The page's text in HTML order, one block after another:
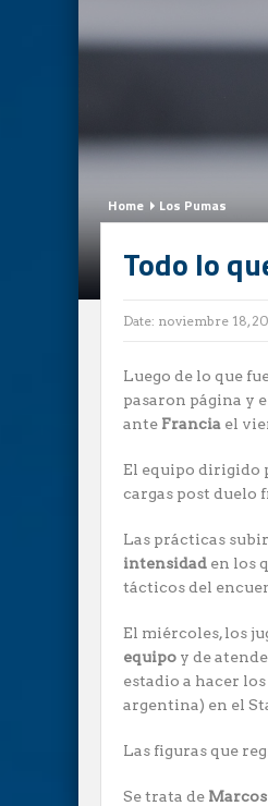
Home Los Pumas
Todo lo
Date: noviembre 18,
Luego de lo que
pasaron página y
ante Francia el
El equipo dirigido
cargas post duelo
Las prácticas
intensidad en los
tácticos del
El miércoles, los
equipo y de
estadio a hacer
argentina) en el
Las figuras que
Se trata de